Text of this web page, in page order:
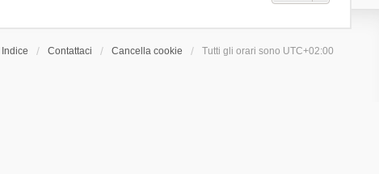
Indice Contattaci Cancella cookie Tutti gli orari sono UTC+02:00